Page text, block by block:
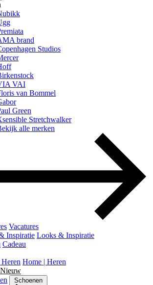
brand
Studios
VAI
van Bommel
Green
Stretchwalker
alle merken
Vacatures
Inspiratie Looks & Inspiratie
Cadeau
Home | Heren
Nieuw
Schoenen